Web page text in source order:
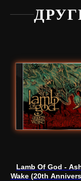
Lamb Of God -
Wake (20th
Нужна
Написать в